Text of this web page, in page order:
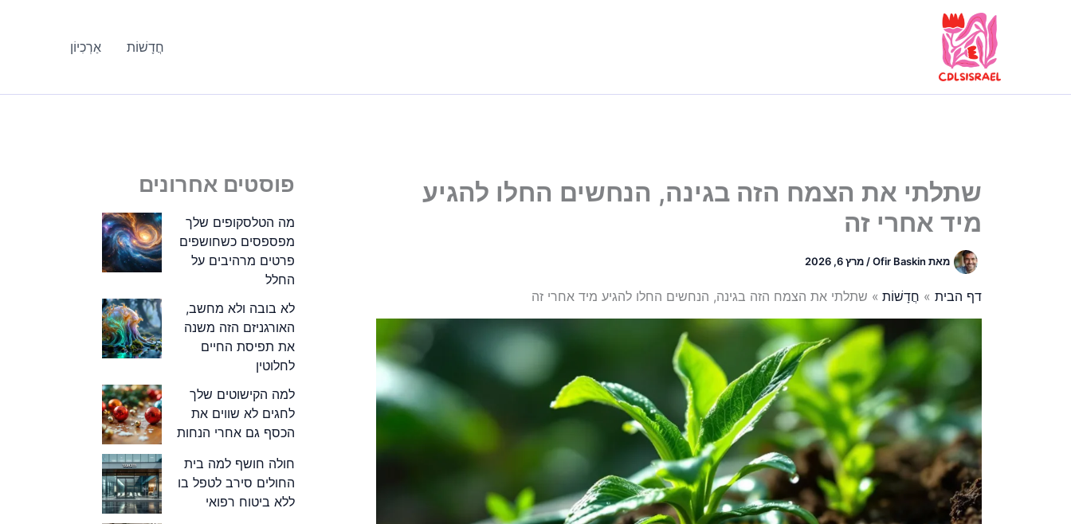
חֲדָשׁוֹת
אַרְכִיוֹן
שתלתי את הצמח הזה בגינה, הנחשים החלו להגיע
מיד אחרי זה
מאת Ofir Baskin
/ מרץ 6, 2026
דף הבית חֲדָשׁוֹת שתלתי את הצמח הזה בגינה, הנחשים החלו להגיע מיד אחרי זה
פוסטים אחרונים
מה הטלסקופים שלך
מפספסים כשחושפים
פרטים מרהיבים על
החלל
לא בובה ולא מחשב,
האורגניזם הזה משנה
את תפיסת החיים
לחלוטין
למה הקישוטים שלך
לחגים לא שווים את
הכסף גם אחרי הנחות
חולה חושף למה בית
החולים סירב לטפל בו
ללא ביטוח רפואי